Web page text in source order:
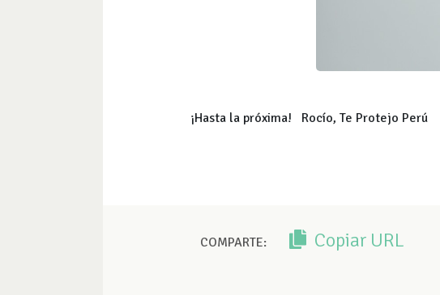
¡Hasta la próxima! Rocío, Te Protejo Perú
COMPARTE: Copiar URL